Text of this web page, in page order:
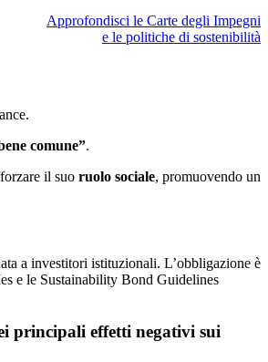
Approfondisci le Carte degli Impegni
e le politiche di sostenibilità
comune”.
il suo ruolo sociale, promuovendo un
a investitori istituzionali. L’obbligazione è
e le Sustainability Bond Guidelines
principali effetti negativi sui